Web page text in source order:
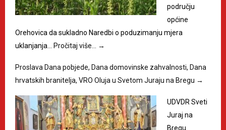
području
općine
Orehovica da sukladno Naredbi o poduzimanju mjera
uklanjanja…
Pročitaj više… →
Proslava Dana pobjede, Dana domovinske zahvalnosti, Dana
hrvatskih branitelja, VRO Oluja u Svetom Juraju na Bregu →
UDVDR Sveti
Juraj na
Bregu